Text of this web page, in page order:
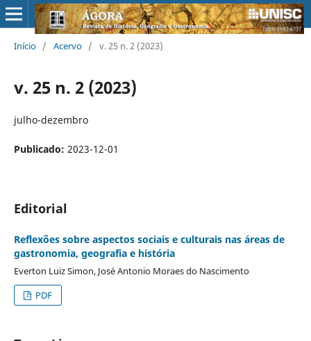
Início / Acervo / v. 25 n. 2 (2023)
v. 25 n. 2 (2023)
julho-dezembro
Publicado: 2023-12-01
Editorial
Reflexões sobre aspectos sociais e culturais nas áreas de
gastronomia, geografia e história
Everton Luiz Simon, José Antonio Moraes do Nascimento
PDF